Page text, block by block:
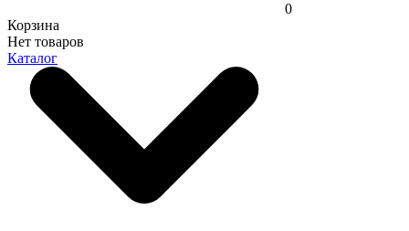
0
Корзина
Нет товаров
Каталог